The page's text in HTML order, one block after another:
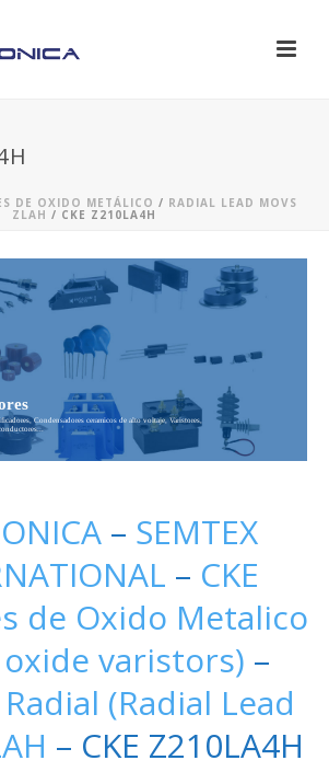
DE OXIDO METÁLICO / RADIAL LEAD MOVS
ZLAH / CKE Z210LA4H
Condensadores ceramicos de alto voltaje, Varistores,
– SEMTEX
– CKE
de Oxido Metalico
varistors) –
(Radial Lead
– CKE Z210LA4H